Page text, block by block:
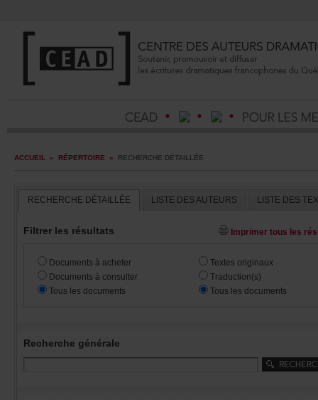
ACCUEIL » RÉPERTOIRE » RECHERCHEDÉTAILLÉE
RECHERCHEDÉTAILLÉE LISTEDESAUTEURS
Filtrerlesrésultats
Documentsàacheter
Documentsàconsulter
Touslesdocuments
Textesoriginaux
Traduction(s)
Touslesdocuments
Recherchegénérale